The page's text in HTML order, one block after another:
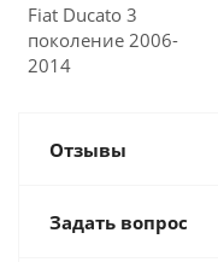
Fiat Ducato 3
поколение 2006-
2014
Отзывы
Задать вопрос